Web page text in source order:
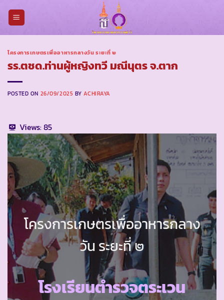
โครงการเกษตรเพื่ออาหารกลางวัน ระยะที่ ๒
รร.ตชด.ท่านผู้หญิงทวี มณีนุตร จ.ตาก
POSTED ON 26/09/2025 BYACHIRAYA
Views:85
โครงการเกษตรเพื่ออาหารกลาง
วัน ระยะที่ ๒
โรงเรียนตำรวจตระเวน